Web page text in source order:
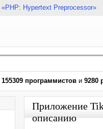
«PHP: Hypertext Preprocessor»
155309 программистов и 9280
Приложение
описанию